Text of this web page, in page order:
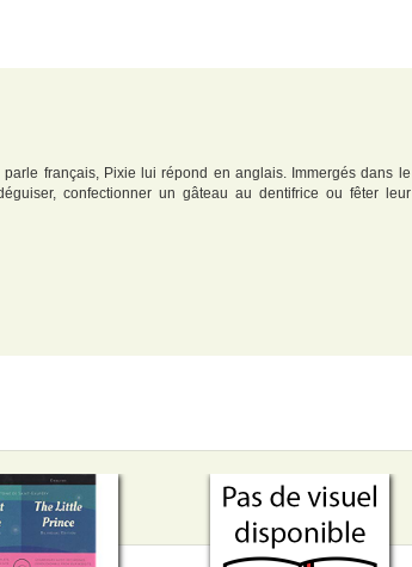
français, Pixie lui répond en anglais. Immergés dans le
confectionner un gâteau au dentifrice ou fêter leur